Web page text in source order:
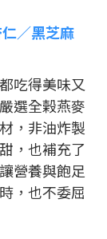
／黑芝麻
吃得美味又
選全榖燕麥
，非油炸製
，也補充了
營養與飽足
，也不委屈